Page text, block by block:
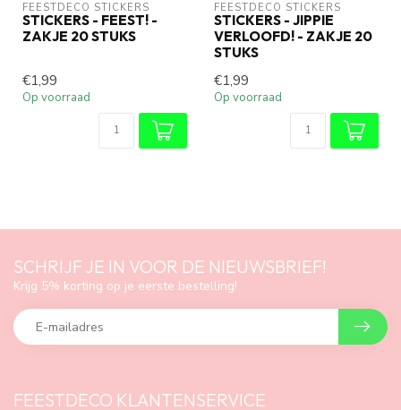
FEESTDECO STICKERS
STICKERS - FEEST! -
ZAKJE 20 STUKS
€1,99
Op voorraad
FEESTDECO STICKERS
STICKERS - JIPPIE
VERLOOFD! - ZAKJE 20
STUKS
€1,99
Op voorraad
FEESTDECO KLANTENSERVICE
SCHRIJF JE IN VOOR DE NIEUWSBRIEF!
Krijg 5% korting op je eerste bestelling!